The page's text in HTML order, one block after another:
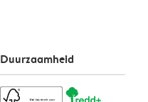
Duurzaamheid